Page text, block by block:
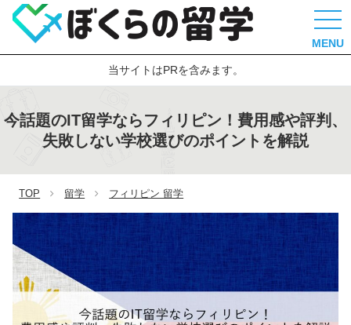
MENU
当サイトはPRを含みます。
今話題のIT留学ならフィリピン！費用感や評判、
失敗しない学校選びのポイントを解説
TOP 留学 フィリピン 留学